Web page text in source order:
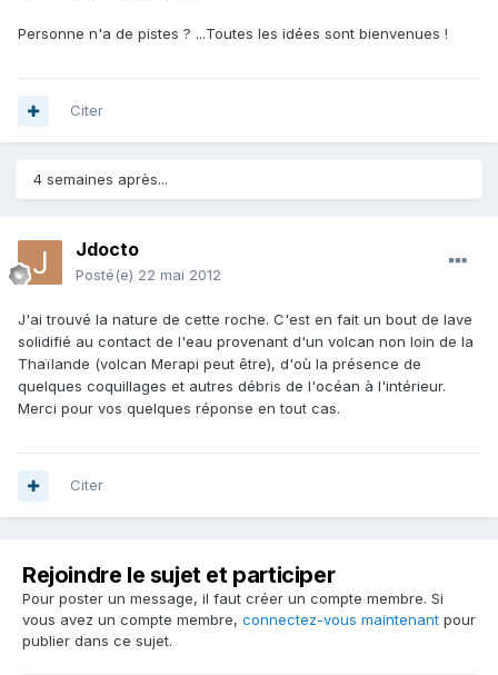
Personne n'a de pistes ? ...Toutes les idées sont bienvenues !
Citer
4 semaines après...
Jdocto
Posté(e) 22 mai 2012
J'ai trouvé la nature de cette roche. C'est en fait un bout de lave
solidifié au contact de l'eau provenant d'un volcan non loin de la
Thaïlande (volcan Merapi peut être), d'où la présence de
quelques coquillages et autres débris de l'océan à l'intérieur.
Merci pour vos quelques réponse en tout cas.
Citer
Rejoindre le sujet et participer
Pour poster un message, il faut créer un compte membre. Si
vous avez un compte membre, connectez-vous maintenant pour
publier dans ce sujet.